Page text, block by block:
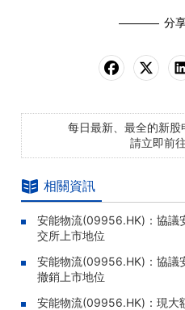
分
每日最新、最全的新股
請立即前
相關資訊
安能物流(09956.HK)：協議
交所上市地位
安能物流(09956.HK)：協議
撤銷上市地位
安能物流(09956.HK)：現大